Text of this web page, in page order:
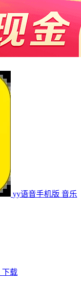
yy语音手机版 音乐
下载